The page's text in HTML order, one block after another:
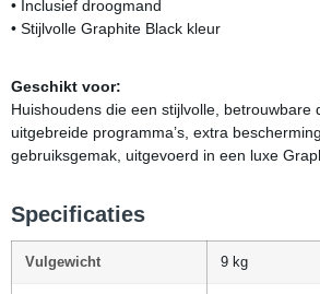
• Inclusief droogmand
• Stijlvolle Graphite Black kleur
Geschikt voor:
Huishoudens die een stijlvolle, betrouwbare
uitgebreide programma’s, extra
gebruiksgemak, uitgevoerd in een luxe
Specificaties
Vulgewicht 9 kg